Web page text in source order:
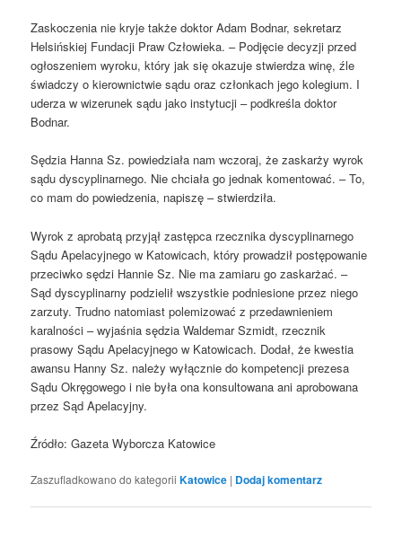
Zaskoczenia nie kryje także doktor Adam Bodnar, sekretarz
Helsińskiej Fundacji Praw Człowieka. – Podjęcie decyzji przed
ogłoszeniem wyroku, który jak się okazuje stwierdza winę, źle
świadczy o kierownictwie sądu oraz członkach jego kolegium. I
uderza w wizerunek sądu jako instytucji – podkreśla doktor
Bodnar.
Sędzia Hanna Sz. powiedziała nam wczoraj, że zaskarży wyrok
sądu dyscyplinarnego. Nie chciała go jednak komentować. – To,
co mam do powiedzenia, napiszę – stwierdziła.
Wyrok z aprobatą przyjął zastępca rzecznika dyscyplinarnego
Sądu Apelacyjnego w Katowicach, który prowadził postępowanie
przeciwko sędzi Hannie Sz. Nie ma zamiaru go zaskarżać. –
Sąd dyscyplinarny podzielił wszystkie podniesione przez niego
zarzuty. Trudno natomiast polemizować z przedawnieniem
karalności – wyjaśnia sędzia Waldemar Szmidt, rzecznik
prasowy Sądu Apelacyjnego w Katowicach. Dodał, że kwestia
awansu Hanny Sz. należy wyłącznie do kompetencji prezesa
Sądu Okręgowego i nie była ona konsultowana ani aprobowana
przez Sąd Apelacyjny.
Źródło: Gazeta Wyborcza Katowice
Zaszufladkowano do kategorii Katowice | Dodaj komentarz